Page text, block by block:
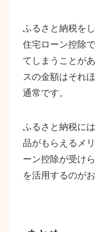
ふるさと納税を
住宅ローン控除
てしまうことが
スの金額はそれ
通常です。
ふるさと納税に
品がもらえるメ
ーン控除が受け
を活用するのが